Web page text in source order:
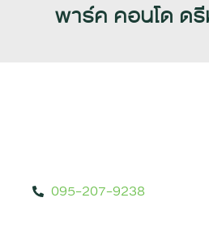
พาร์ค คอนโด ด
095-207-9238